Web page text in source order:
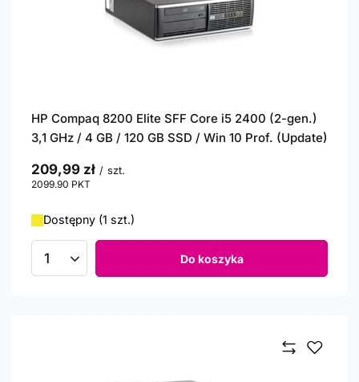
HP Compaq 8200 Elite SFF Core i5 2400 (2-gen.)
3,1 GHz / 4 GB / 120 GB SSD / Win 10 Prof. (Update)
209,99 zł / szt.
2099.90 PKT
Dostępny (1 szt.)
Ilość produktów Do koszyka